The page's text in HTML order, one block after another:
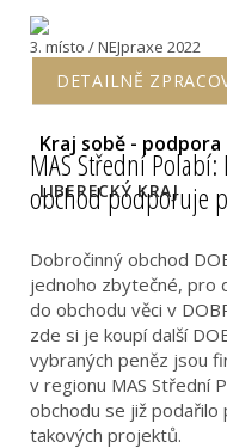
3. místo / NEJpraxe 2022
DETAILNĚ
Kraj sobě -
LIBERECKÝ KRAJ
MAS Střední
obchod podporuje
Dobročinný obchod
jednoho zbytečné, pro
do obchodu věci v
zde si je koupí další
vybraných peněz jsou
v regionu MAS Střední
obchodu se již
takových projektů.